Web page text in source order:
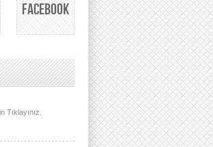
FACEBOOK
Tıklayınız.